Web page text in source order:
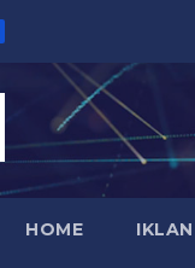
HOME IKLAN